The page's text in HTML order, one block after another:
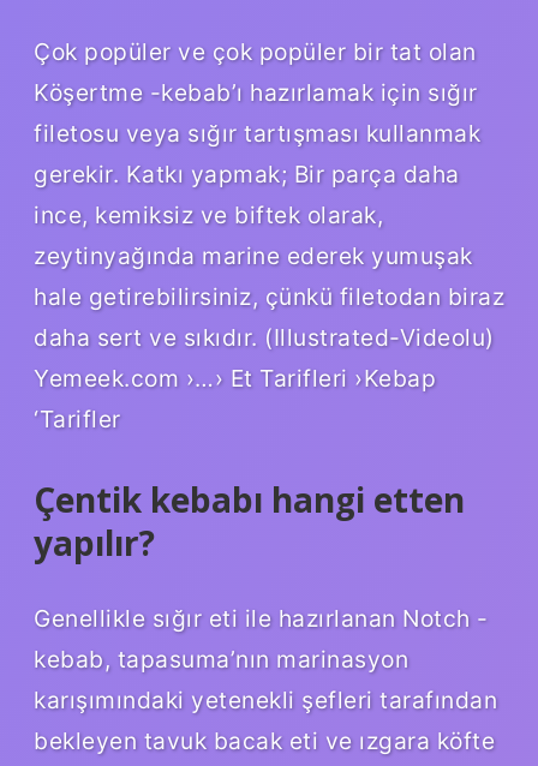
Çok popüler ve çok popüler bir tat olan
Köşertme -kebab’ı hazırlamak için sığır
filetosu veya sığır tartışması kullanmak
gerekir. Katkı yapmak; Bir parça daha
ince, kemiksiz ve biftek olarak,
zeytinyağında marine ederek yumuşak
hale getirebilirsiniz, çünkü filetodan biraz
daha sert ve sıkıdır. (Illustrated-Videolu)
Yemeek.com ›…› Et Tarifleri ›Kebap
‘Tarifler
Çentik kebabı hangi etten
yapılır?
Genellikle sığır eti ile hazırlanan Notch -
kebab, tapasuma’nın marinasyon
karışımındaki yetenekli şefleri tarafından
bekleyen tavuk bacak eti ve ızgara köfte